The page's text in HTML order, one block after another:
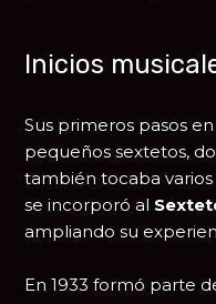
Inicios
Sus primeros pasos
pequeños sextetos,
también tocaba
se incorporó al
ampliando su
En 1933 formó parte